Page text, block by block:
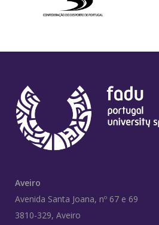
Aveiro
Avenida Santa Joana, nº 67 e 69
3810-329, Aveiro